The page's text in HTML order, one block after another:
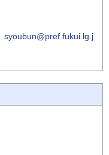
syoubun@pref.fukui.lg.j